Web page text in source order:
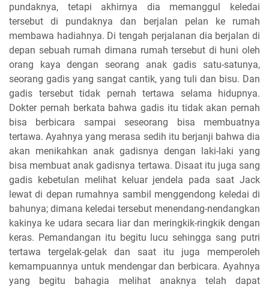
pundaknya, tetapi akhirnya dia memanggul keledai
tersebut di pundaknya dan berjalan pelan ke rumah
membawa hadiahnya. Di tengah perjalanan dia berjalan di
depan sebuah rumah dimana rumah tersebut di huni oleh
orang kaya dengan seorang anak gadis satu-satunya,
seorang gadis yang sangat cantik, yang tuli dan bisu. Dan
gadis tersebut tidak pernah tertawa selama hidupnya.
Dokter pernah berkata bahwa gadis itu tidak akan pernah
bisa berbicara sampai seseorang bisa membuatnya
tertawa. Ayahnya yang merasa sedih itu berjanji bahwa dia
akan menikahkan anak gadisnya dengan laki-laki yang
bisa membuat anak gadisnya tertawa. Disaat itu juga sang
gadis kebetulan melihat keluar jendela pada saat Jack
lewat di depan rumahnya sambil menggendong keledai di
bahunya; dimana keledai tersebut menendang-nendangkan
kakinya ke udara secara liar dan meringkik-ringkik dengan
keras. Pemandangan itu begitu lucu sehingga sang putri
tertawa tergelak-gelak dan saat itu juga memperoleh
kemampuannya untuk mendengar dan berbicara. Ayahnya
yang begitu bahagia melihat anaknya telah dapat